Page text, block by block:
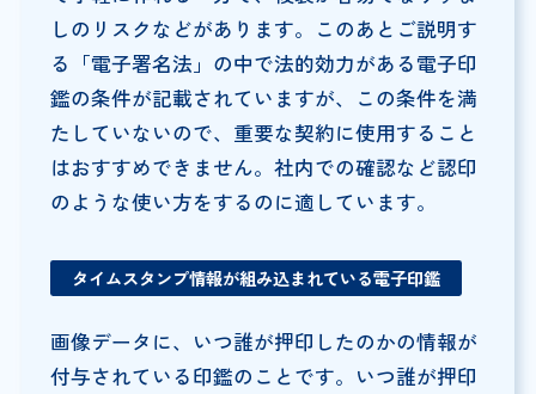
しのリスクなどがあります。このあとご説明す
る「電子署名法」の中で法的効力がある電子印
鑑の条件が記載されていますが、この条件を満
たしていないので、重要な契約に使用すること
はおすすめできません。社内での確認など認印
のような使い方をするのに適しています。
タイムスタンプ情報が組み込まれている電子印鑑
画像データに、いつ誰が押印したのかの情報が
付与されている印鑑のことです。いつ誰が押印